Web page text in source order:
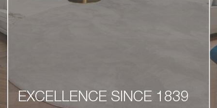
EXCELLENCE SINCE 1839